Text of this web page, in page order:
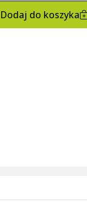
Dodaj do koszyka